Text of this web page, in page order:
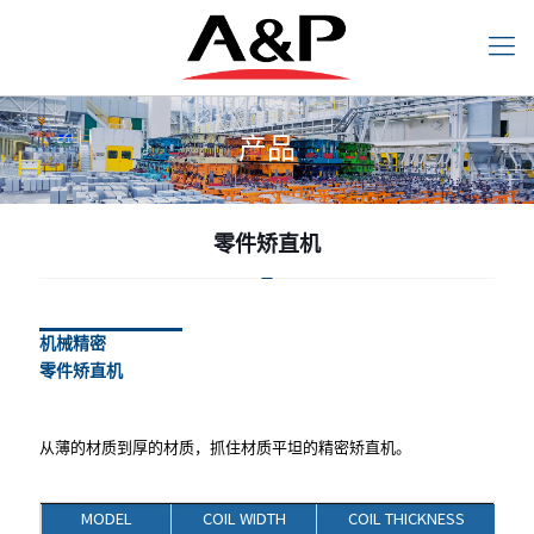
产品
产品
零件矫直机
零件矫直机
零件矫直机
机械精密
零件矫直机
从薄的材质到厚的材质，抓住材质平坦的精密矫直机。
MODEL COIL WIDTH
COIL THICKNESS